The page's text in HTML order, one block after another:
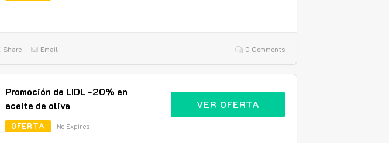
Share Email 0 Comments
Promoción de LIDL -20% en
aceite de oliva
OFERTA No Expires
VER OFERTA